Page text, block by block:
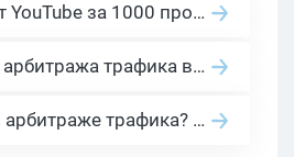
Сколько платит YouTube за 1000 просмотров в 2026: реальные цифры от 0.5 до 36 USD по ГЕО
Нейросети для арбитража трафика в 2026: инструменты, кейсы и AI-медиабайеры
За что платят в арбитраже трафика? 30 моделей оплаты в бурж и СНГ партнерках